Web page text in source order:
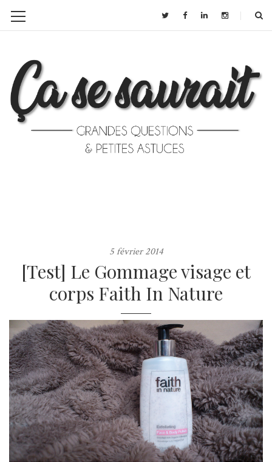
5 février 2014
[Test] Le Gommage visage et
corps Faith In Nature